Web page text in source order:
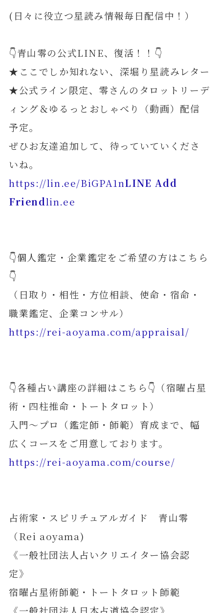
(日々に役立つ星読み情報毎日配信中！）
👇青山零の公式LINE、復活！！👇
★ここでしか知れない、深堀り星読みレター
★公式ライン限定、零さんのタロットリーデ
ィング＆ゆるっとおしゃべり（動画）配信
予定。
ぜひお友達追加して、待っていていくださ
いね。
https://lin.ee/BiGPA1nLINE Add
Friendlin.ee
👇個人鑑定・企業鑑定をご希望の方はこちら
👇
（日取り・相性・方位相談、使命・宿命・
職業鑑定、企業コンサル）
https://rei-aoyama.com/appraisal/
👇各種占い講座の詳細はこちら👇（宿曜占星
術・四柱推命・トートタロット）
入門～プロ（鑑定師・師範）育成まで、幅
広くコースをご用意しております。
https://rei-aoyama.com/course/
占術家・スピリチュアルガイド 青山零
（Rei aoyama)
《一般社団法人占いクリエイター協会認
定》
宿曜占星術師範・トートタロット師範